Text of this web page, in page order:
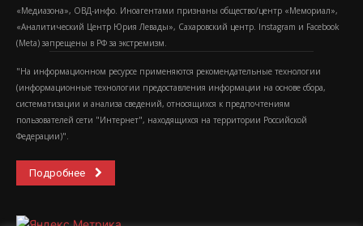
«Медиазона», ОВД-инфо. Иноагентами признаны общество/центр «Мемориал»,
«Аналитический Центр Юрия Левады», Сахаровский центр. Instagram и Facebook
(Metа) запрещены в РФ за экстремизм.
"На информационном ресурсе применяются рекомендательные технологии
(информационные технологии предоставления информации на основе сбора,
систематизации и анализа сведений, относящихся к предпочтениям
пользователей сети "Интернет", находящихся на территории Российской
Федерации)".
Подробнее